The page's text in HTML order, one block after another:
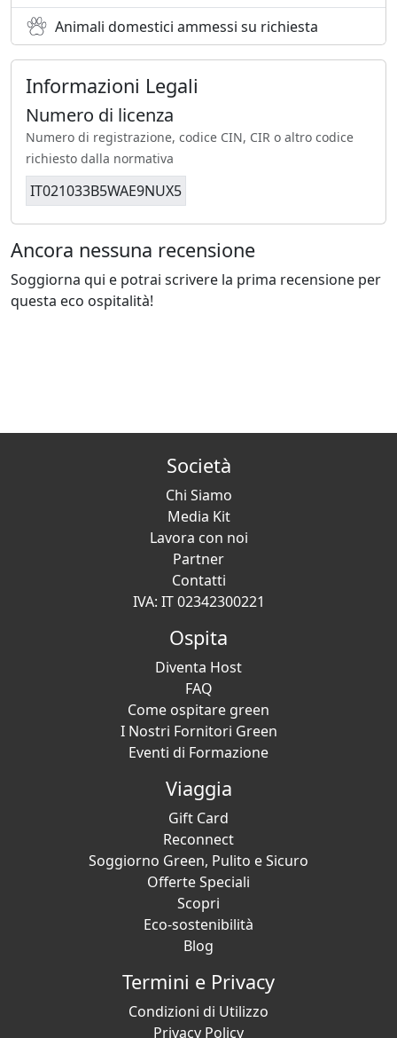
Animali domestici ammessi su richiesta
Informazioni Legali
Numero di licenza
Numero di registrazione, codice CIN, CIR o altro codice
richiesto dalla normativa
IT021033B5WAE9NUX5
Ancora nessuna recensione
Soggiorna qui e potrai scrivere la prima recensione per
questa eco ospitalità!
Società
Chi Siamo
Media Kit
Lavora con noi
Partner
Contatti
IVA: IT 02342300221
Ospita
Diventa Host
FAQ
Come ospitare green
I Nostri Fornitori Green
Eventi di Formazione
Viaggia
Gift Card
Reconnect
Soggiorno Green, Pulito e Sicuro
Offerte Speciali
Scopri
Eco-sostenibilità
Blog
Termini e Privacy
Condizioni di Utilizzo
Privacy Policy